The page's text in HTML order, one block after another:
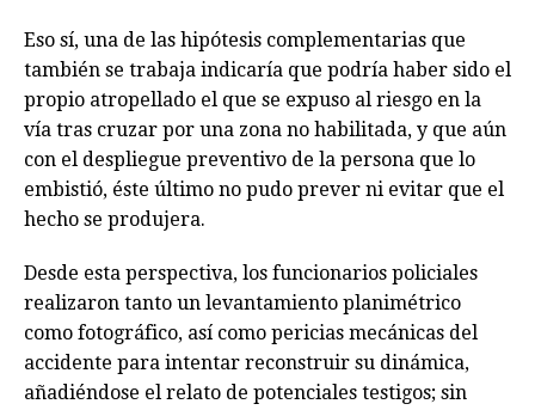
Eso sí, una de las hipótesis complementarias que
también se trabaja indicaría que podría haber sido el
propio atropellado el que se expuso al riesgo en la
vía tras cruzar por una zona no habilitada, y que aún
con el despliegue preventivo de la persona que lo
embistió, éste último no pudo prever ni evitar que el
hecho se produjera.
Desde esta perspectiva, los funcionarios policiales
realizaron tanto un levantamiento planimétrico
como fotográfico, así como pericias mecánicas del
accidente para intentar reconstruir su dinámica,
añadiéndose el relato de potenciales testigos; sin